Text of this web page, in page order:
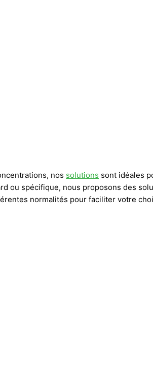
nos solutions sont idéales
ou spécifique, nous proposons des
normalités pour faciliter votre